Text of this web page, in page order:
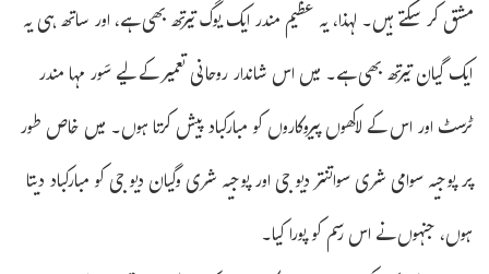
مشق کر سکتے ہیں۔ لہذا، یہ عظیم مندر ایک یوگ تیرتھ بھی ہے، اور ساتھ ہی یہ
ایک گیان تیرتھ بھی ہے۔ میں اس شاندار روحانی تعمیر کے لیے سَور مہا مندر
ٹرسٹ اور اس کے لاکھوں پیروکاروں کو مبارکباد پیش کرتا ہوں۔ میں خاص طور
پر پوجیہ سوامی شری سواتنتر دیو جی اور پوجیہ شری وگیان دیو جی کو مبارکباد دیتا
ہوں، جنہوں نے اس رسم کو پورا کیا۔